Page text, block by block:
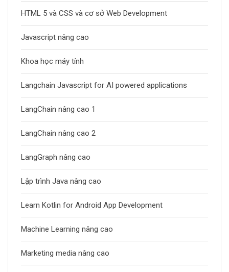
HTML 5 và CSS và cơ sở Web Development
Javascript nâng cao
Khoa học máy tính
Langchain Javascript for AI powered applications
LangChain nâng cao 1
LangChain nâng cao 2
LangGraph nâng cao
Lập trình Java nâng cao
Learn Kotlin for Android App Development
Machine Learning nâng cao
Marketing media nâng cao